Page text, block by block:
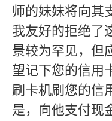
师的妹妹将向其
我友好的拒绝了
景较为罕见，但
望记下您的信用
刷卡机刷您的信
是，向他支付现